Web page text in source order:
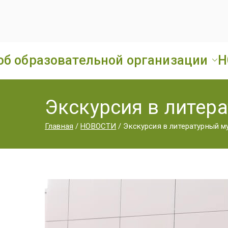
образовательной организации
Экскурсия в
Главная НОВОСТИ Экскурсия в литературный